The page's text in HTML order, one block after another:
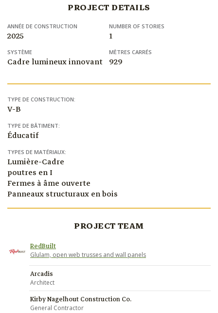
PROJECT DETAILS
ANNÉE DE CONSTRUCTION
2025
NUMBER OF STORIES
1
SYSTÈME
Cadre lumineux innovant
MÈTRES CARRÉS
929
TYPE DE CONSTRUCTION:
V-B
TYPE DE BÂTIMENT:
Éducatif
TYPES DE MATÉRIAUX:
Lumière-Cadre
poutres en I
Fermes à âme ouverte
Panneaux structuraux en bois
PROJECT TEAM
RedBuilt
Glulam, open web trusses and wall panels
Arcadis
Architect
Kirby Nagelhout Construction Co.
General Contractor